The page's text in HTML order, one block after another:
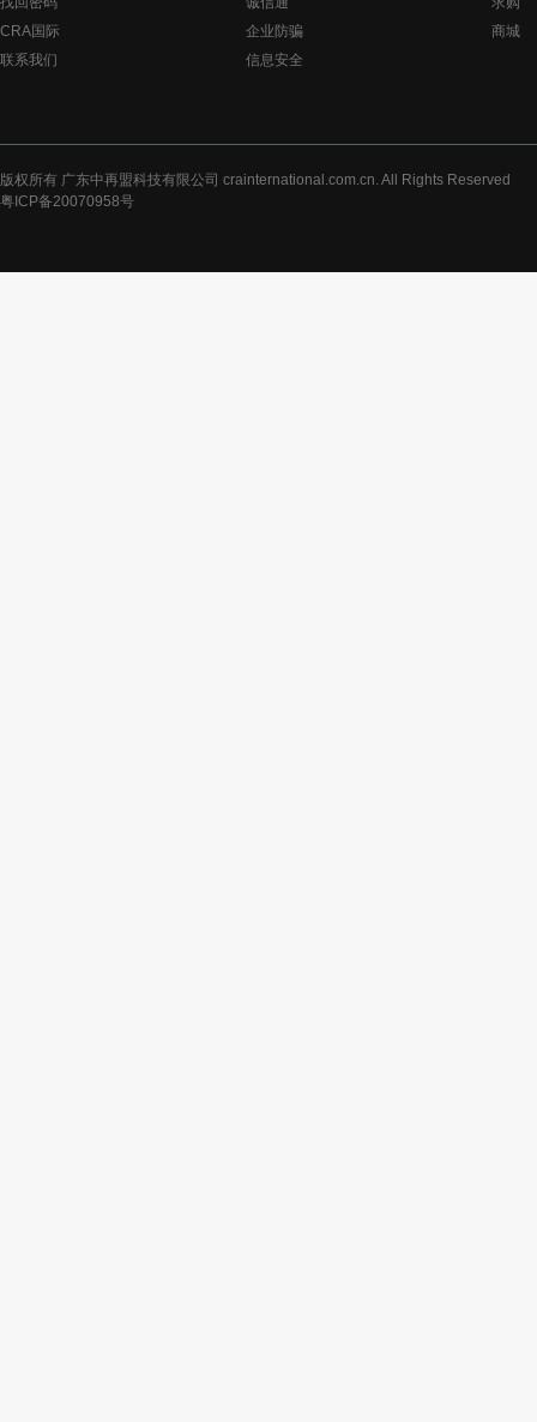
CRA国际
联系我们
企业防骗
信息安全
商城
版权所有 广东中再盟科技有限公司 crainternational.com.cn. All Rights Reserved
粤ICP备20070958号